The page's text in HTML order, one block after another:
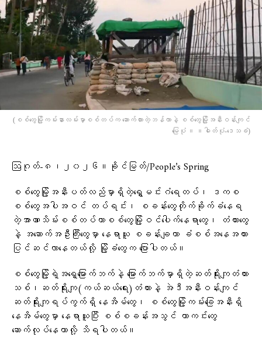
(စစ်တွေမြို့ကမ်းနားလမ်းမှာစစ်တပ်က ဆောက်ထားတဲ့ဘန်ကာနဲ့ စစ်​တွေမြို့အနီးဝန်းကျင်​
မြေပုံ ။ ။ဓါတ်ပုံ-​ဒေသခံ)
ဩဂုတ်-၈၊၂၀၂၆။ခိုင်မြတ်/People’s Spring
စစ်တွေမြို့အနီးပတ်လည်မှာရှိတဲ့ရွှေမင်းဂံရေတပ်၊ ဒကစ
စစ်တွေအပါအဝင် တပ်ရင်း၊ စခန်းတွေတိုက်ခိုက်ခံနေရ
တဲ့အာဏာသိမ်းစစ်တပ်ဟာစစ်တွေမြို့ဝင်ပေါက်နေရာတွေ၊ တံတားတွေ
နဲ့ အဆောက်အဦးကြီးတွေမှာ နေရာယူ စခန်းချကာ ခံစစ်အနေအထား
ပြင်ဆင်လာနေတယ်လို့ မြို့ခံတွေက ပြောပါတယ်။
စစ်တွေမြို့ရဲ့အရှေ့မြောက်ဘက်နဲ့ မြောက်ဘက်မှာရှိတဲ့ဆတ်ရိုးကျတံတား
သစ်၊ဆတ်ရိုးကျ(ကယ်ဆယ်ရေး)တံတားနဲ့ အဲဒီအနီးဝန်းကျင်
ဆတ်ရိုးကျရပ်ကွက်ရှိ နေအိမ်တွေ၊ စစ်တွေမြို့ကမ်းခြေအနီးရှိ
နေအိမ်တွေမှာ နေရာယူပြီး စစ်စခန်းအသွင် ကာကင်းတွေ
ဆောက်လုပ်နေတာလို့ သိရပါတယ်။